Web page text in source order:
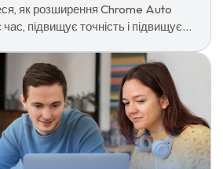
як розширення Chrome Auto
підвищує точність і підвищує